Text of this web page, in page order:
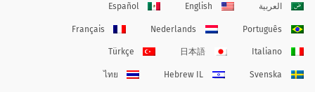
العربية English
Español
Português
Nederlands
Français
Italiano
日本語
Türkçe
Svenska
Hebrew IL
ไทย